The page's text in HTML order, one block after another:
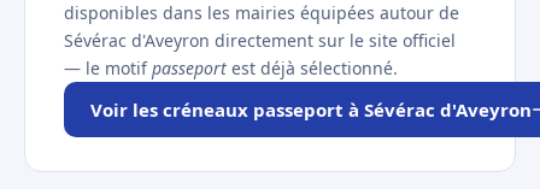
disponibles dans les mairies équipées autour de
Sévérac d'Aveyron directement sur le site officiel
— le motifpasseport est déjà sélectionné.
Voir les créneaux passeport à Sévérac d'Aveyron